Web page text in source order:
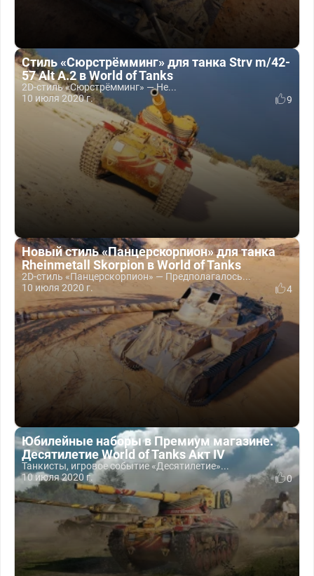
Стиль «Сюрстрёмминг» для танка Strv m/42-
57 Alt A.2 в World of Tanks
2D-стиль «Сюрстрёмминг» — Не...
10 июля 2020 г.
9
Новый стиль «Панцерскорпион» для танка
Rheinmetall Skorpion в World of Tanks
2D-стиль «Панцерскорпион» — Предполагалось...
10 июля 2020 г.
4
Юбилейные наборы в Премиум магазине.
Десятилетие World of Tanks Акт IV
Танкисты, игровое событие «Десятилетие»...
10 июля 2020 г.
0